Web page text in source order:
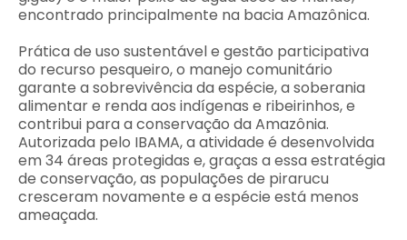
encontrado principalmente na bacia Amazônica.
Prática de uso sustentável e gestão participativa
do recurso pesqueiro, o manejo comunitário
garante a sobrevivência da espécie, a soberania
alimentar e renda aos indígenas e ribeirinhos, e
contribui para a conservação da Amazônia.
Autorizada pelo IBAMA, a atividade é desenvolvida
em 34 áreas protegidas e, graças a essa estratégia
de conservação, as populações de pirarucu
cresceram novamente e a espécie está menos
ameaçada.